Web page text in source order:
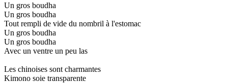
Un gros boudha
Un gros boudha
Tout rempli de vide du nombril à l'estomac
Un gros boudha
Un gros boudha
Avec un ventre un peu las
Les chinoises sont charmantes
Kimono soie transparente